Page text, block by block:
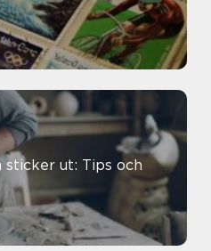
sticker ut: Tips och